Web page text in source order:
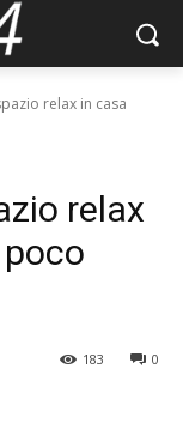
relax in casa
relax
0
183